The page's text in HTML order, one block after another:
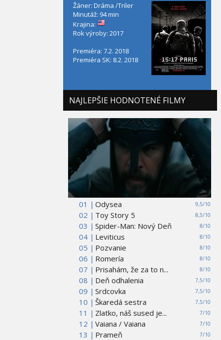
Žáner: Dráma /Triler
Minutáž: 94 min
Krajina:
Rok výroby: 2017
Premiéra: 7.2. 2018
Premiéra SK: 8.2. 2018
NAJLEPŠIE HODNOTENÉ FILMY
01 | 9,5/10
Odysea
02 |
8,5/10
Toy Story 5
03 |
8/10
Spider-Man: Nový Deň
04 |
8/10
Leviticus
05 |
8/10
Pozvanie
06 |
8/10
Romería
07 |
8/10
Prisahám, že za to n...
08 |
7,5/10
Deň odhalenia
09 |
7,5/10
Srdcovka
10 |
7,5/10
Škaredá sestra
11 |
7/10
Zlatko, náš sused je...
12 |
7/10
Vaiana / Vaiana
13 |
7/10
Prameň